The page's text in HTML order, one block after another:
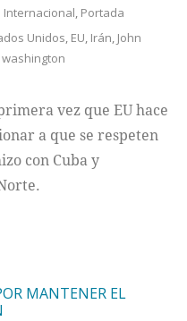
Internacional, Portada
Unidos, EU, Irán, John
washington
vez que EU hace
a que se respeten
con Cuba y
MANTENER EL